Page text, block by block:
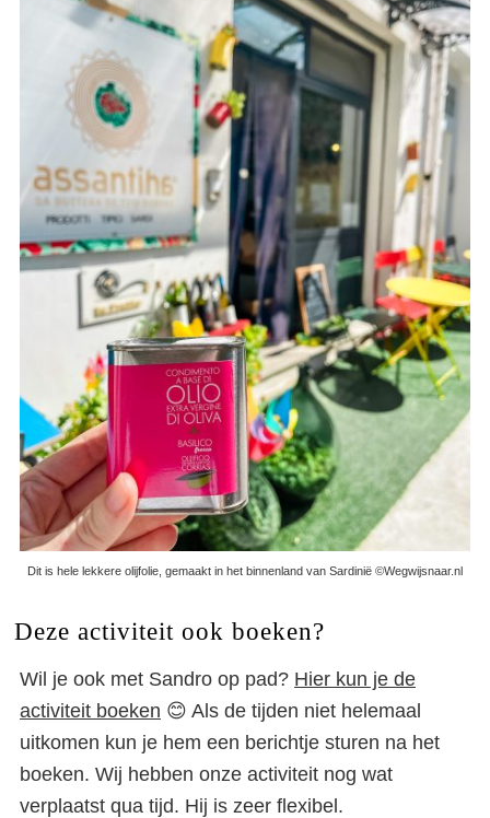
Dit is hele lekkere olijfolie, gemaakt in het binnenland van Sardinië ©Wegwijsnaar.nl
Deze activiteit ook boeken?
Wil je ook met Sandro op pad? Hier kun je de
activiteit boeken 😊 Als de tijden niet helemaal
uitkomen kun je hem een berichtje sturen na het
boeken. Wij hebben onze activiteit nog wat
verplaatst qua tijd. Hij is zeer flexibel.